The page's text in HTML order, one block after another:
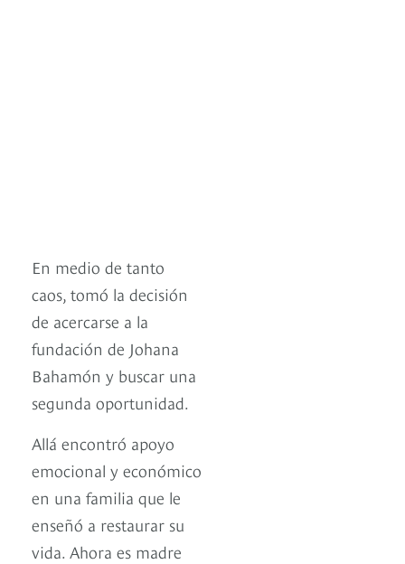
En medio de tanto
caos, tomó la decisión
de acercarse a la
fundación de Johana
Bahamón y buscar una
segunda oportunidad.
Allá encontró apoyo
emocional y económico
en una familia que le
enseñó a restaurar su
vida. Ahora es madre